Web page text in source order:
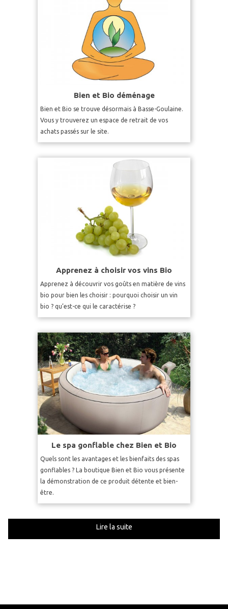
Bien et Bio déménage
Bien et Bio se trouve désormais à Basse-Goulaine.
Vous y trouverez un espace de retrait de vos
achats passés sur le site.
Apprenez à choisir vos vins Bio
Apprenez à découvrir vos goûts en matière de vins
bio pour bien les choisir : pourquoi choisir un vin
bio ? qu’est-ce qui le caractérise ?
Le spa gonflable chez Bien et Bio
Quels sont les avantages et les bienfaits des spas
gonflables ? La boutique Bien et Bio vous présente
la démonstration de ce produit détente et bien-
être.
Lire la suite